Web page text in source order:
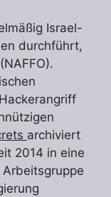
Israel-
durchführt,
archiviert
2014 in eine